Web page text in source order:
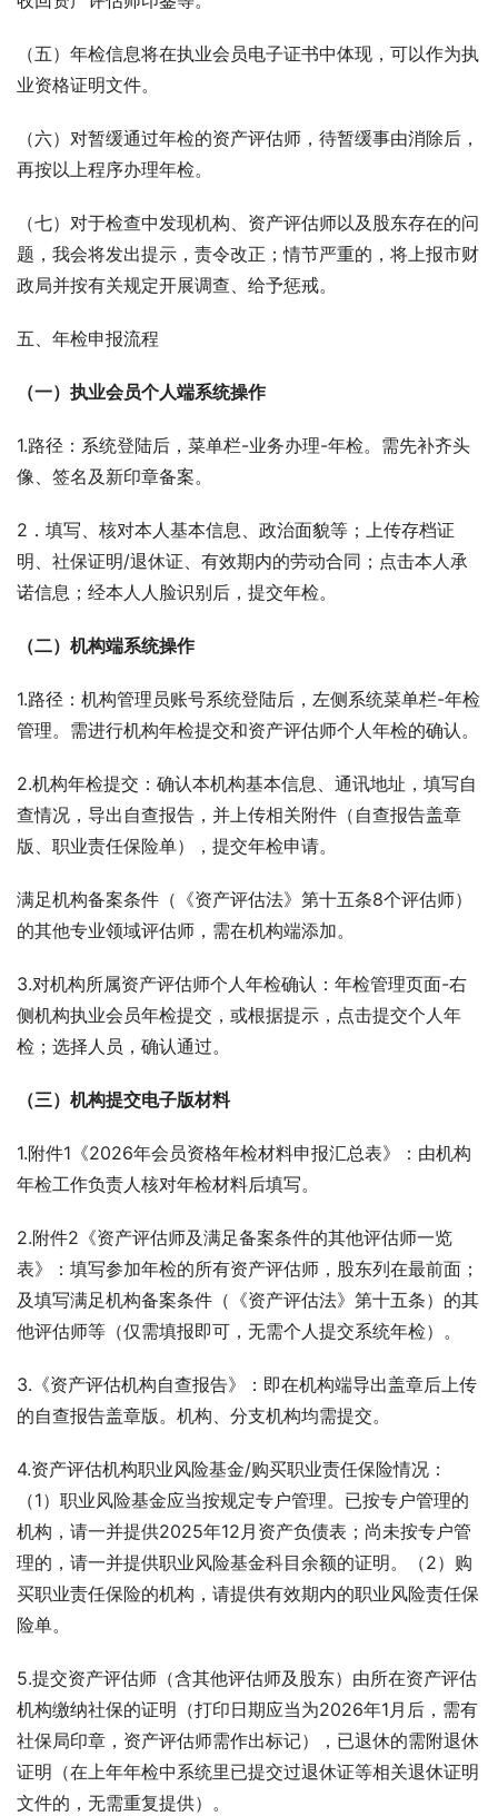
（五）年检信息将在执业会员电子证书中体现，可以作为执
业资格证明文件。
（六）对暂缓通过年检的资产评估师，待暂缓事由消除后，
再按以上程序办理年检。
（七）对于检查中发现机构、资产评估师以及股东存在的问
题，我会将发出提示，责令改正；情节严重的，将上报市财
政局并按有关规定开展调查、给予惩戒。
五、年检申报流程
（一）执业会员个人端系统操作
1.路径：系统登陆后，菜单栏-业务办理-年检。需先补齐头
像、签名及新印章备案。
2．填写、核对本人基本信息、政治面貌等；上传存档证
明、社保证明/退休证、有效期内的劳动合同；点击本人承
诺信息；经本人人脸识别后，提交年检。
（二）机构端系统操作
1.路径：机构管理员账号系统登陆后，左侧系统菜单栏-年检
管理。需进行机构年检提交和资产评估师个人年检的确认。
2.机构年检提交：确认本机构基本信息、通讯地址，填写自
查情况，导出自查报告，并上传相关附件（自查报告盖章
版、职业责任保险单），提交年检申请。
满足机构备案条件（《资产评估法》第十五条8个评估师）
的其他专业领域评估师，需在机构端添加。
3.对机构所属资产评估师个人年检确认：年检管理页面-右
侧机构执业会员年检提交，或根据提示，点击提交个人年
检；选择人员，确认通过。
（三）机构提交电子版材料
1.附件1《2026年会员资格年检材料申报汇总表》：由机构
年检工作负责人核对年检材料后填写。
2.附件2《资产评估师及满足备案条件的其他评估师一览
表》：填写参加年检的所有资产评估师，股东列在最前面；
及填写满足机构备案条件（《资产评估法》第十五条）的其
他评估师等（仅需填报即可，无需个人提交系统年检）。
3.《资产评估机构自查报告》：即在机构端导出盖章后上传
的自查报告盖章版。机构、分支机构均需提交。
4.资产评估机构职业风险基金/购买职业责任保险情况：
（1）职业风险基金应当按规定专户管理。已按专户管理的
机构，请一并提供2025年12月资产负债表；尚未按专户管
理的，请一并提供职业风险基金科目余额的证明。（2）购
买职业责任保险的机构，请提供有效期内的职业风险责任保
险单。
5.提交资产评估师（含其他评估师及股东）由所在资产评估
机构缴纳社保的证明（打印日期应当为2026年1月后，需有
社保局印章，资产评估师需作出标记），已退休的需附退休
证明（在上年年检中系统里已提交过退休证等相关退休证明
文件的，无需重复提供）。